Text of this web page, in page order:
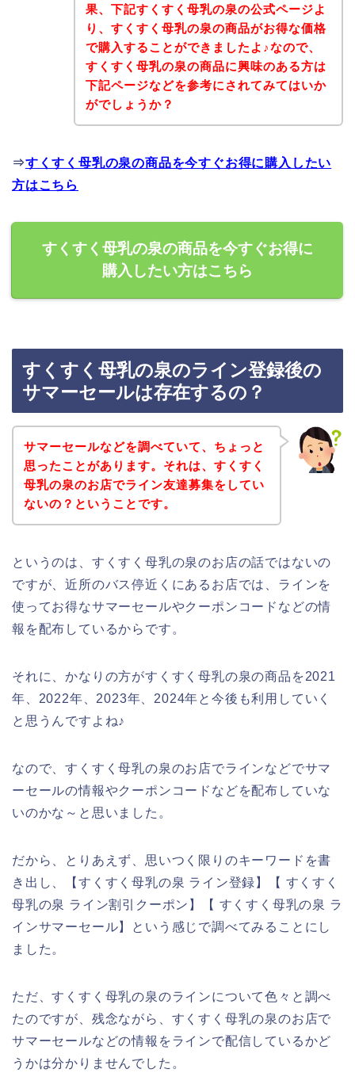
果、下記すくすく母乳の泉の公式ページよ
り、すくすく母乳の泉の商品がお得な価格
で購入することができましたよ♪なので、
すくすく母乳の泉の商品に興味のある方は
下記ページなどを参考にされてみてはいか
がでしょうか？
⇒すくすく母乳の泉の商品を今すぐお得に購入したい
方はこちら
すくすく母乳の泉の商品を今すぐお得に
購入したい方はこちら
すくすく母乳の泉のライン登録後の
サマーセールは存在するの？
サマーセールなどを調べていて、ちょっと
思ったことがあります。それは、すくすく
母乳の泉のお店でライン友達募集をしてい
ないの？ということです。
というのは、すくすく母乳の泉のお店の話ではないの
ですが、近所のバス停近くにあるお店では、ラインを
使ってお得なサマーセールやクーポンコードなどの情
報を配布しているからです。
それに、かなりの方がすくすく母乳の泉の商品を2021
年、2022年、2023年、2024年と今後も利用していく
と思うんですよね♪
なので、すくすく母乳の泉のお店でラインなどでサマ
ーセールの情報やクーポンコードなどを配布していな
いのかな～と思いました。
だから、とりあえず、思いつく限りのキーワードを書
き出し、【すくすく母乳の泉 ライン登録】【 すくすく
母乳の泉 ライン割引クーポン】【 すくすく母乳の泉 ラ
インサマーセール】という感じで調べてみることにし
ました。
ただ、すくすく母乳の泉のラインについて色々と調べ
たのですが、残念ながら、すくすく母乳の泉のお店で
サマーセールなどの情報をラインで配信しているかど
うかは分かりませんでした。